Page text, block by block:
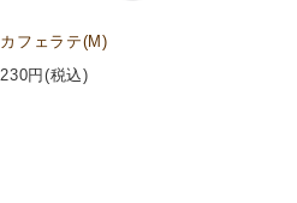
カフェラテ(M)
230円(税込)